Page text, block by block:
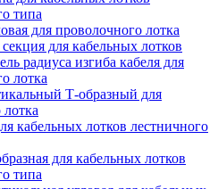
типа
для проволочного лотка
для кабельных лотков
радиуса изгиба кабеля для
лотка
Т-образный для
лотка
кабельных лотков лестничного
для кабельных лотков
типа